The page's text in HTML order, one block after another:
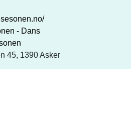
- Dans
45, 1390 Asker